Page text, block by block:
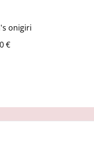
onigiri
€